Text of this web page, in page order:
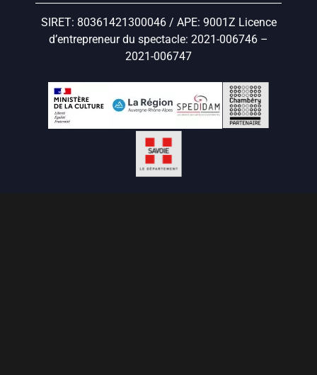
SIRET: 80361421300046 / APE: 9001Z Licence
d’entrepreneur du spectacle: 2021-006746 –
2021-006747